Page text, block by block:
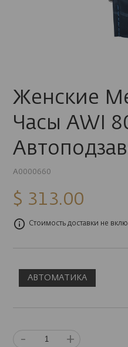
Женские
Часы AWI
A0000660
$ 313.00
Стоимость доставки не
АВТОМАТИКА
- +